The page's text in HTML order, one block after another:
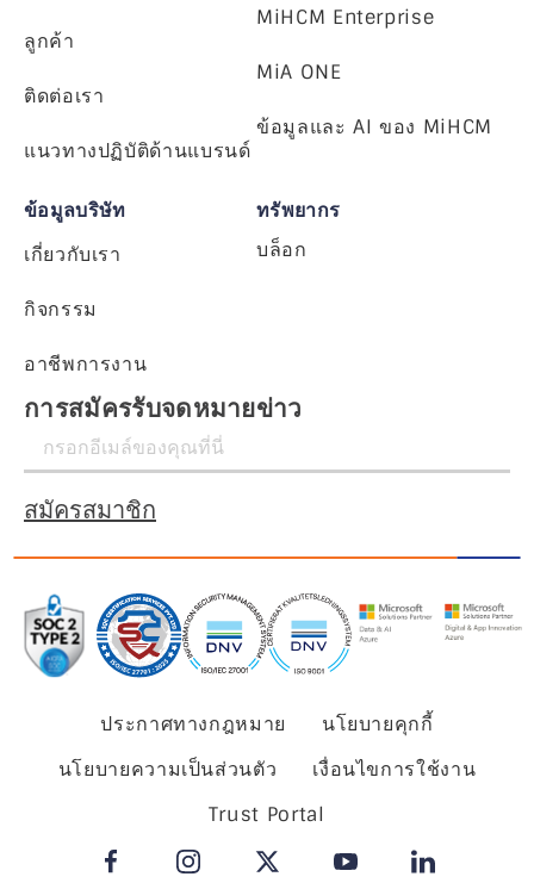
ลูกค้า
ติดต่อเรา
แนวทางปฏิบัติด้านแบรนด์
MiHCM Enterprise
MiA ONE
ข้อมูลและ AI ของ MiHCM
ข้อมูลบริษัท
เกี่ยวกับเรา
กิจกรรม
อาชีพการงาน
ทรัพยากร
บล็อก
การสมัครรับจดหมายข่าว
สมัครสมาชิก
ประกาศทางกฎหมาย
นโยบายคุกกี้
นโยบายความเป็นส่วนตัว
เงื่อนไขการใช้งาน
Trust Portal